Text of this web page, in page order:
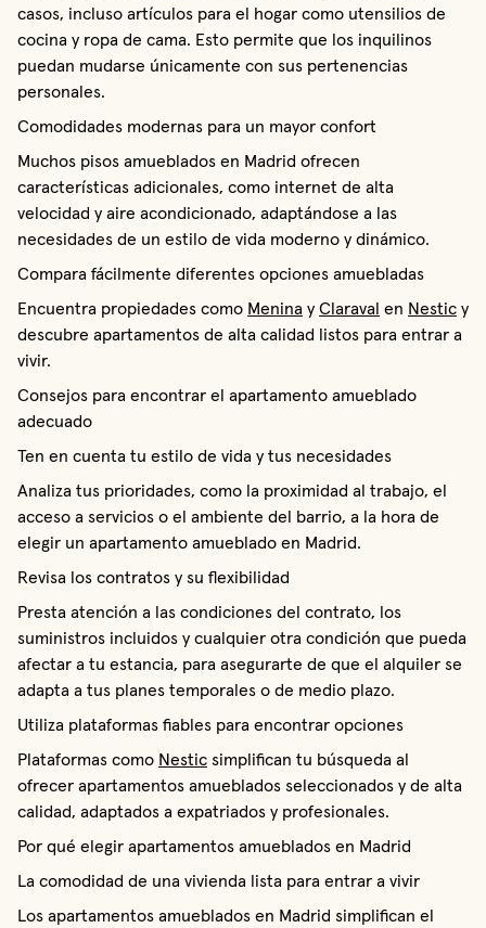
casos, incluso artículos para el hogar como utensilios de
cocina y ropa de cama. Esto permite que los inquilinos
puedan mudarse únicamente con sus pertenencias
personales.
Comodidades modernas para un mayor confort
Muchos pisos amueblados en Madrid ofrecen
características adicionales, como internet de alta
velocidad y aire acondicionado, adaptándose a las
necesidades de un estilo de vida moderno y dinámico.
Compara fácilmente diferentes opciones amuebladas
Encuentra propiedades como Menina y Claraval en Nestic y
descubre apartamentos de alta calidad listos para entrar a
vivir.
Consejos para encontrar el apartamento amueblado
adecuado
Ten en cuenta tu estilo de vida y tus necesidades
Analiza tus prioridades, como la proximidad al trabajo, el
acceso a servicios o el ambiente del barrio, a la hora de
elegir un apartamento amueblado en Madrid.
Revisa los contratos y su flexibilidad
Presta atención a las condiciones del contrato, los
suministros incluidos y cualquier otra condición que pueda
afectar a tu estancia, para asegurarte de que el alquiler se
adapta a tus planes temporales o de medio plazo.
Utiliza plataformas fiables para encontrar opciones
Plataformas como Nestic simplifican tu búsqueda al
ofrecer apartamentos amueblados seleccionados y de alta
calidad, adaptados a expatriados y profesionales.
Por qué elegir apartamentos amueblados en Madrid
La comodidad de una vivienda lista para entrar a vivir
Los apartamentos amueblados en Madrid simplifican el